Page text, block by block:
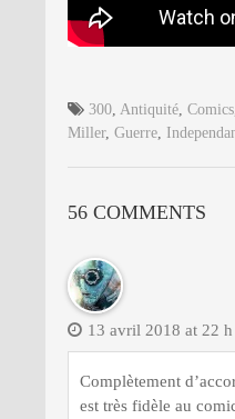
300 Antiquité Comics
Miller, Guerre
56 COMMENTS
13 avril 2018 at 22
Complètement
est très fidèle au